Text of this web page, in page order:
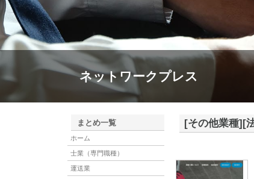
ネットワークプレス
まとめ一覧
ホーム
士業（専門職種）
運送業
[その他業種][